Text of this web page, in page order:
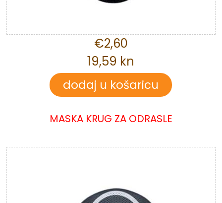
€2,60
19,59 kn
MASKA KRUG ZA ODRASLE